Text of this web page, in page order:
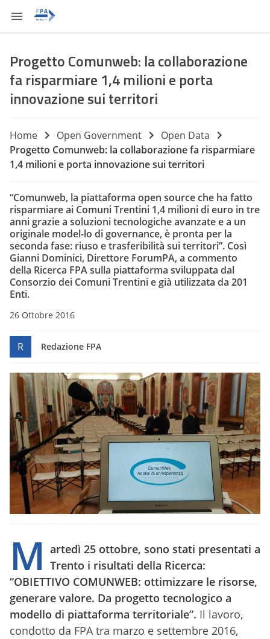
Progetto Comunweb: la collaborazione
fa risparmiare 1,4 milioni e porta
innovazione sui territori
Home Open Government
Open Data
Progetto Comunweb: la collaborazione fa risparmiare
1,4 milioni e porta innovazione sui territori
“Comunweb, la piattaforma open source che ha fatto
risparmiare ai Comuni Trentini 1,4 milioni di euro in tre
anni grazie a soluzioni tecnologiche avanzate e a un
originale model-lo di governance, è pronta per la
seconda fase: riuso e trasferibilità sui territori”. Così
Gianni Dominici, Direttore ForumPA, a commento
della Ricerca FPA sulla piattaforma sviluppata dal
Consorzio dei Comuni Trentini e già utilizzata da 201
Enti.
26 Ottobre 2016
R Redazione FPA
M artedì 25 ottobre, sono stati presentati a
Trento i risultati della Ricerca:
“OBIETTIVO COMUNWEB: ottimizzare le risorse,
generare valore. Da progetto tecnologico a
modello di piattaforma territoriale”. Il lavoro,
condotto da FPA tra marzo e settembre 2016,